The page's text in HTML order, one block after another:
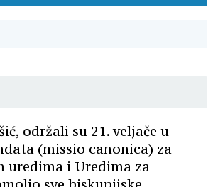
održali su 21. veljače u
(missio canonica) za
uredima i Uredima za